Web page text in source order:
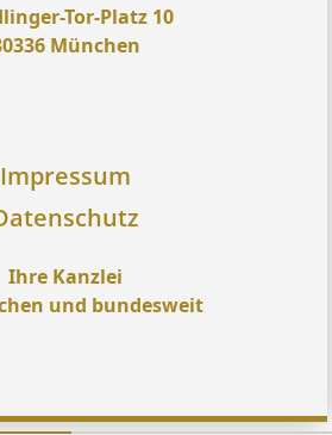
Tor-Platz 10
München
Impressum
Ihre Kanzlei
und bundesweit